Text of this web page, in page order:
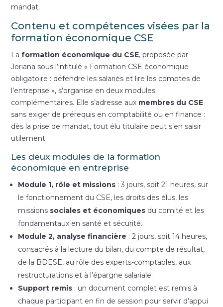
mandat.
Contenu et compétences visées par la
formation économique CSE
Laformation économique du CSE, proposée par
Joriana sous l’intitulé « Formation CSE économique
obligatoire : défendre les salariés et lire les comptes de
l’entreprise », s’organise en deux modules
complémentaires. Elle s’adresse aux membres du CSE
sans exiger de prérequis en comptabilité ou en finance :
dès la prise de mandat, tout élu titulaire peut s’en saisir
utilement.
Les deux modules de la formation
économique en entreprise
Module 1, rôle et missions : 3 jours, soit 21 heures, sur
le fonctionnement du CSE, les droits des élus, les
missions sociales et économiques du comité et les
fondamentaux en santé et sécurité.
Module 2, analyse financière : 2 jours, soit 14 heures,
consacrés à la lecture du bilan, du compte de résultat,
de la BDESE, au rôle des experts-comptables, aux
restructurations et à l’épargne salariale.
Support remis : un document complet est remis à
chaque participant en fin de session pour servir d’appui